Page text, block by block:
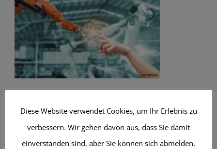
Diese Website verwendet Cookies, um Ihr Erlebnis zu
verbessern. Wir gehen davon aus, dass Sie damit
einverstanden sind, aber Sie können sich abmelden,